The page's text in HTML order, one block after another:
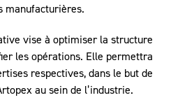
manufacturières.
vise à optimiser la structure
les opérations. Elle permettra
respectives, dans le but de
au sein de l’industrie.